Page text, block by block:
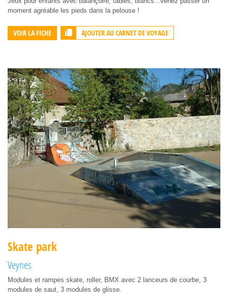
moment agréable les pieds dans la pelouse !
VOIR LA FICHE AJOUTER AU CARNET DE VOYAGE
Skate park
Veynes
Modules et rampes skate, roller, BMX avec 2 lanceurs de courbe, 3
modules de saut, 3 modules de glisse.